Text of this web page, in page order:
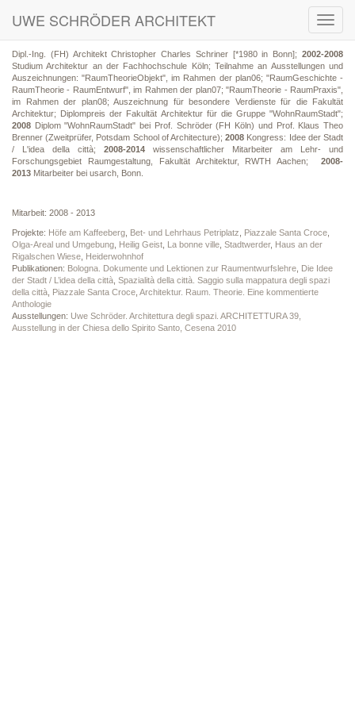
UWE SCHRÖDER ARCHITEKT
Dipl.-Ing. (FH) Architekt Christopher Charles Schriner [*1980 in Bonn]; 2002-2008
Studium Architektur an der Fachhochschule Köln; Teilnahme an Ausstellungen und
Auszeichnungen: "RaumTheorieObjekt", im Rahmen der plan06; "RaumGeschichte -
RaumTheorie - RaumEntwurf", im Rahmen der plan07; "RaumTheorie - RaumPraxis",
im Rahmen der plan08; Auszeichnung für besondere Verdienste für die Fakultät
Architektur; Diplompreis der Fakultät Architektur für die Gruppe "WohnRaumStadt";
2008 Diplom "WohnRaumStadt" bei Prof. Schröder (FH Köln) und Prof. Klaus Theo
Brenner (Zweitprüfer, Potsdam School of Architecture);2008 Kongress: Idee der Stadt
/ L'idea della città; 2008-2014 wissenschaftlicher Mitarbeiter am Lehr- und
Forschungsgebiet Raumgestaltung, Fakultät Architektur, RWTH Aachen;
2008-
2013 Mitarbeiter bei usarch, Bonn.
Mitarbeit: 2008 - 2013
Projekte: Höfe am Kaffeeberg Bet- und Lehrhaus Petriplatz Piazzale Santa Croce
Olga-Areal und Umgebung Heilig Geist La bonne ville Stadtwerder, Haus an der
Rigalschen Wiese Heiderwohnhof
Publikationen: Bologna. Dokumente und Lektionen zur Raumentwurfslehre Die Idee
der Stadt / L’idea della città Spazialità della città. Saggio sulla mappatura degli spazi
della città Piazzale Santa Croce Architektur. Raum. Theorie. Eine kommentierte
Anthologie
Ausstellungen: Uwe Schröder. Architettura degli spazi. ARCHITETTURA 39,
Ausstellung in der Chiesa dello Spirito Santo, Cesena 2010